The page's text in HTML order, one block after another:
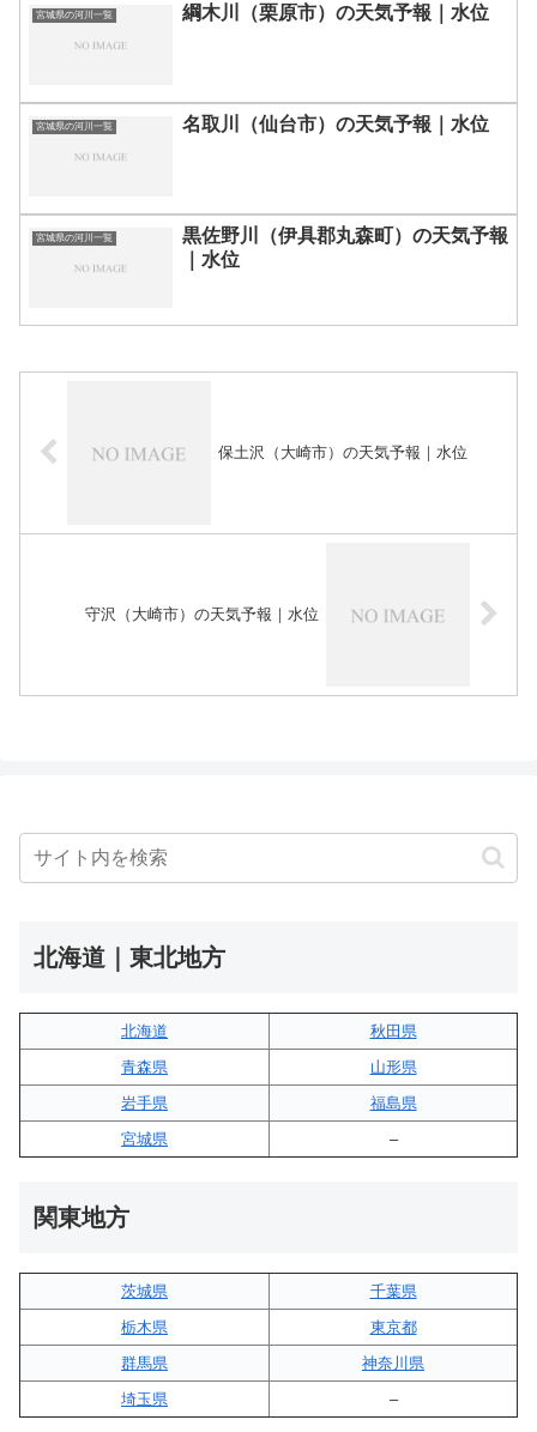
宮城県の河川一覧 綱木川（栗原市）の天気予報｜水位
宮城県の河川一覧 名取川（仙台市）の天気予報｜水位
宮城県の河川一覧
黒佐野川（伊具郡丸森町）の天気予報
｜水位
保土沢（大崎市）の天気予報｜水位
守沢（大崎市）の天気予報｜水位
北海道｜東北地方
北海道
秋田県
青森県
山形県
岩手県
福島県
宮城県
–
関東地方
茨城県
千葉県
栃木県
東京都
群馬県
神奈川県
埼玉県
–